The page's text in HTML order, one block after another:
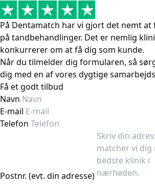
På Dentamatch har vi gjort det nemt at
på tandbehandlinger. Det er nemlig
konkurrerer om at få dig som kunde.
Når du tilmelder dig formularen, så
dig med en af vores dygtige
Få et godt tilbud
Navn
E-mail
Telefon
Postnr. (evt. din adresse)